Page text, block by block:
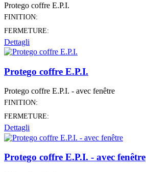
Protego coffre E.P.I.
FINITION:
FERMETURE:
Dettagli
Protego coffre E.P.I.
Protego coffre E.P.I. - avec fenêtre
FINITION:
FERMETURE:
Dettagli
Protego coffre E.P.I. - avec fenêtre